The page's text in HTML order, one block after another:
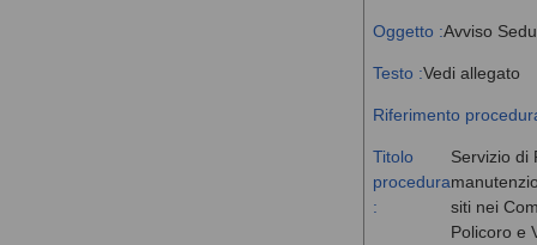
Oggetto :Avviso
Testo :Vedi allegato
Riferimento
Titolo
procedura
:
Servizio di
siti nei
Policoro e